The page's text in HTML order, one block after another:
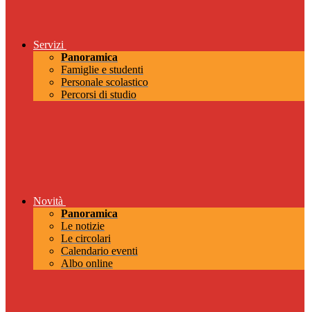
Servizi
Panoramica
Famiglie e studenti
Personale scolastico
Percorsi di studio
Novità
Panoramica
Le notizie
Le circolari
Calendario eventi
Albo online